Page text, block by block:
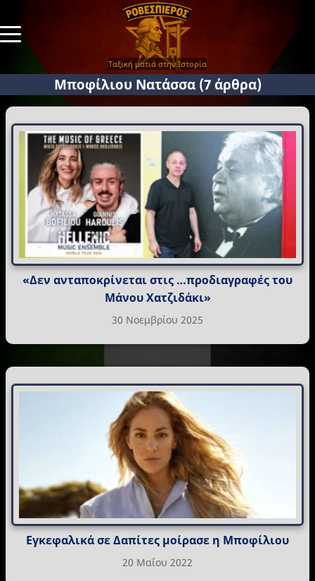
Ταξική ματιά στην Ιστορία
Μποφίλιου Νατάσσα (7 άρθρα)
«Δεν ανταποκρίνεται στις …προδιαγραφές του
Μάνου Χατζιδάκι»
30 Νοεμβρίου 2025
Εγκεφαλικά σε Δαπίτες μοίρασε η Μποφίλιου
20 Μαΐου 2022